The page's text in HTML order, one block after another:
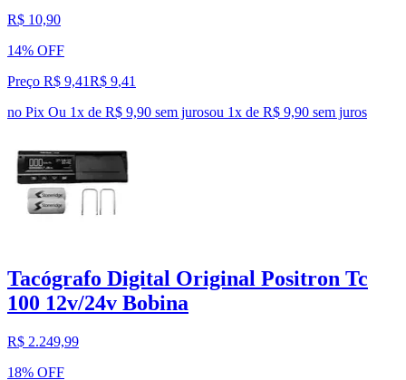
R$ 10,90
14% OFF
Preço R$ 9,41R$ 9,41
no Pix Ou 1x de R$ 9,90 sem jurosou 1x de R$ 9,90 sem juros
Tacógrafo Digital Original Positron Tc
100 12v/24v Bobina
R$ 2.249,99
18% OFF